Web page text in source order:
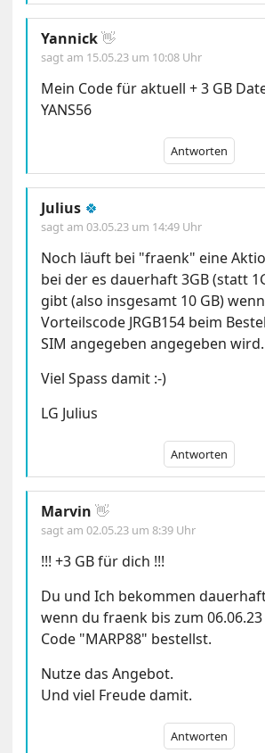
Yannick👋
sagt am 15.05.23 um 10:08 Uhr
Mein Code für aktuell + 3 GB
YANS56
Antworten
Julius 🍀
sagt am03.05.23 um 14:49 Uhr
Noch läuft bei "fraenk" eine
bei der es dauerhaft 3GB (statt
gibt (also insgesamt 10 GB)
Vorteilscode JRGB154 beim
SIM angegeben angegeben wird.
Viel Spass damit :-)
LG Julius
Antworten
Marvin 👋
sagt am02.05.23 um 8:39 Uhr
!!! +3 GB für dich !!!
Du und Ich bekommen
wenn du fraenk bis zum
Code "MARP88" bestellst.
Nutze das Angebot.
Und viel Freude damit.
Antworten